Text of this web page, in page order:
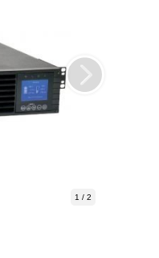
1 / 2